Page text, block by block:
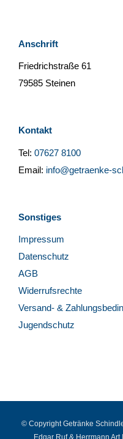
Anschrift
Friedrichstraße 61
79585 Steinen
Kontakt
Tel: 07627 8100
Email: info@getraenke-
Sonstiges
Impressum
Datenschutz
AGB
Widerrufsrechte
Versand- &
Jugendschutz
© Copyright Getränke
Edgar Ruf& Herrmann Art